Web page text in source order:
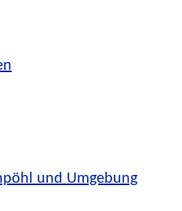
und Umgebung